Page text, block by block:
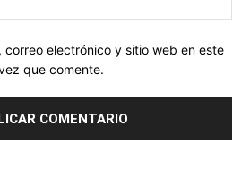
correo electrónico y sitio web en este
que comente.